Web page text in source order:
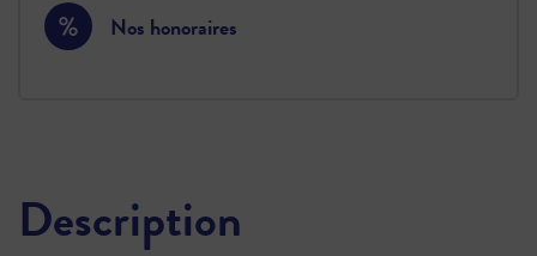
Nos honoraires
Description